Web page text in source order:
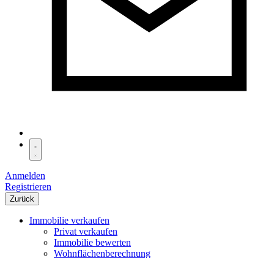
Anmelden
Registrieren
Zurück
Immobilie verkaufen
Privat verkaufen
Immobilie bewerten
Wohnflächenberechnung